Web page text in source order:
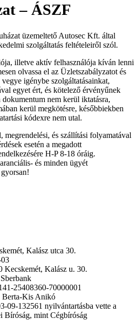
– ÁSZF
üzemeltető Autosec Kft. által
szolgáltatás feltételeiről szól.
illetve aktív felhasználója kíván lenni
olvassa el az Üzletszabályzatot és
igénybe szolgáltatásainkat,
egyet ért, és kötelező érvényűnek
nem kerül iktatásra,
kerül megkötésre, későbbiekben
kódexre nem utal.
megrendelési, és szállítási folyamatával
esetén a megadott
H-P 8-18 óráig.
és minden ügyét
Kalász utca 30.
Kecskemét, Kalász u. 30.
25408360-70000001
Berta-Kis Anikó
09-132561 nyilvántartásba vette a
Bíróság, mint Cégbíróság